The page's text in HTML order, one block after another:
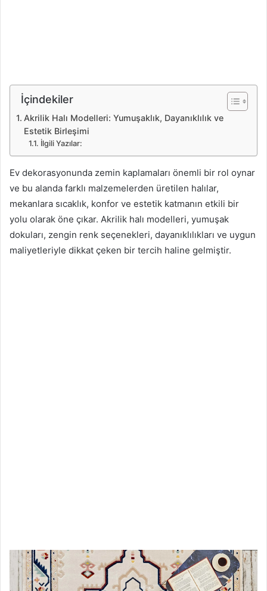
İçindekiler
Akrilik Halı Modelleri: Yumuşaklık, Dayanıklılık ve
Estetik Birleşimi
İlgili Yazılar:
Ev dekorasyonunda zemin kaplamaları önemli bir rol oynar
ve bu alanda farklı malzemelerden üretilen halılar,
mekanlara sıcaklık, konfor ve estetik katmanın etkili bir
yolu olarak öne çıkar. Akrilik halı modelleri, yumuşak
dokuları, zengin renk seçenekleri, dayanıklılıkları ve uygun
maliyetleriyle dikkat çeken bir tercih haline gelmiştir.